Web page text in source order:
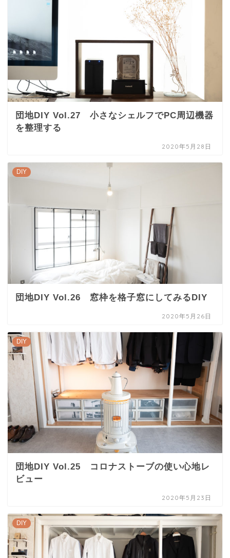
団地DIY Vol.27 小さなシェルフでPC周辺機器
を整理する
2020年5月28日
DIY
団地DIY Vol.26 窓枠を格子窓にしてみるDIY
2020年5月26日
DIY
団地DIY Vol.25 コロナストーブの使い心地レ
ビュー
2020年5月23日
DIY